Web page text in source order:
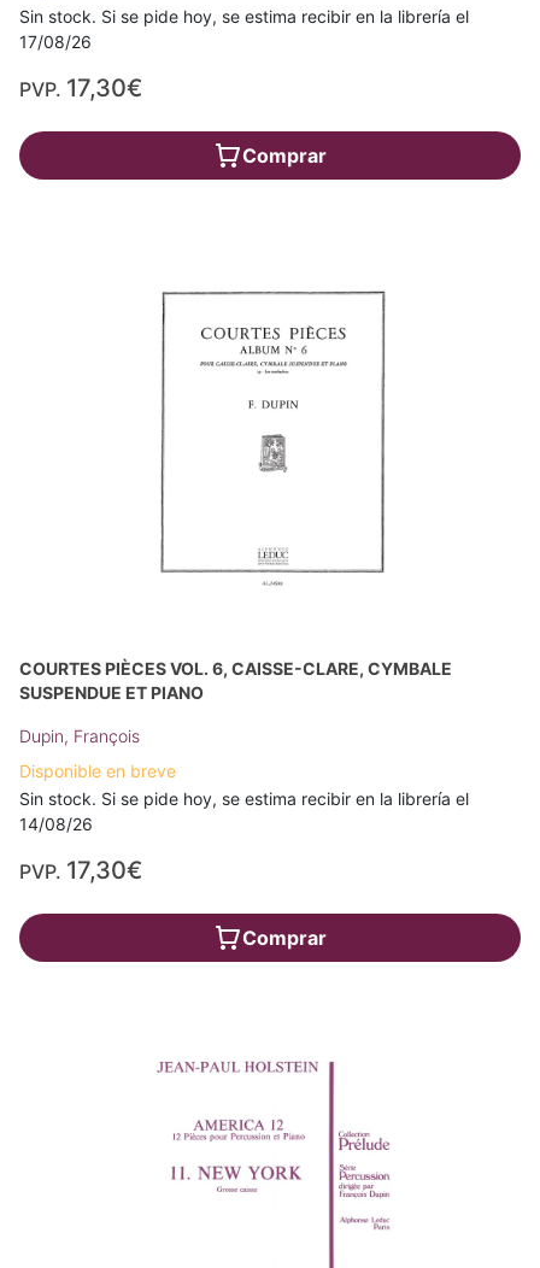
Sin stock. Si se pide hoy, se estima recibir en la librería el
17/08/26
PVP. 17,30€
Comprar
COURTES PIÈCES VOL. 6, CAISSE-CLARE, CYMBALE
SUSPENDUE ET PIANO
Dupin, François
Disponible en breve
Sin stock. Si se pide hoy, se estima recibir en la librería el
14/08/26
PVP. 17,30€
Comprar